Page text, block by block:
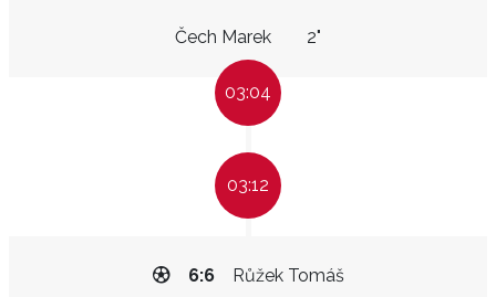
Čech Marek 2"
03:04
03:12
Růžek Tomáš
6:6